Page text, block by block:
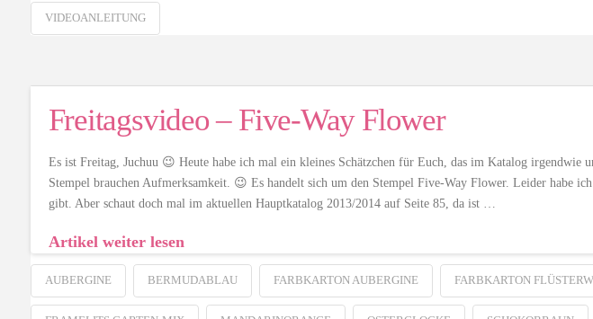
VIDEOANLEITUNG
Freitagsvideo – Five-Way Flower
Es ist Freitag, Juchuu 😉 Heute habe ich mal ein kleines Schätzchen für Euch, das im Katalog irgendwie
Stempel brauchen Aufmerksamkeit. 😉 Es handelt sich um den Stempel Five-Way Flower. Leider habe
gibt. Aber schaut doch mal im aktuellen Hauptkatalog 2013/2014 auf Seite 85, da ist …
Artikel weiter lesen
AUBERGINE BERMUDABLAU FARBKARTON AUBERGINE FARBKARTON